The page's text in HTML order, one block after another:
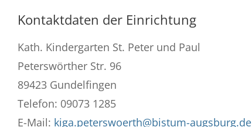
Kontaktdaten der Einrichtung
Kath. Kindergarten St. Peter und Paul
Peterswörther Str. 96
89423 Gundelfingen
Telefon: 09073 1285
E-Mail: kiga.peterswoerth@bistum-augsburg.de